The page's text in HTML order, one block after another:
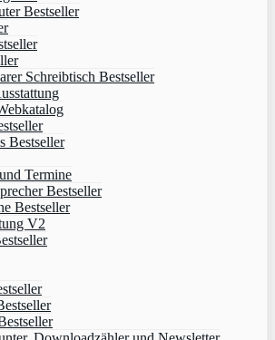
Bestseller
Schreibtisch Bestseller
Bestseller
Termine
Bestseller
Bestseller
V2